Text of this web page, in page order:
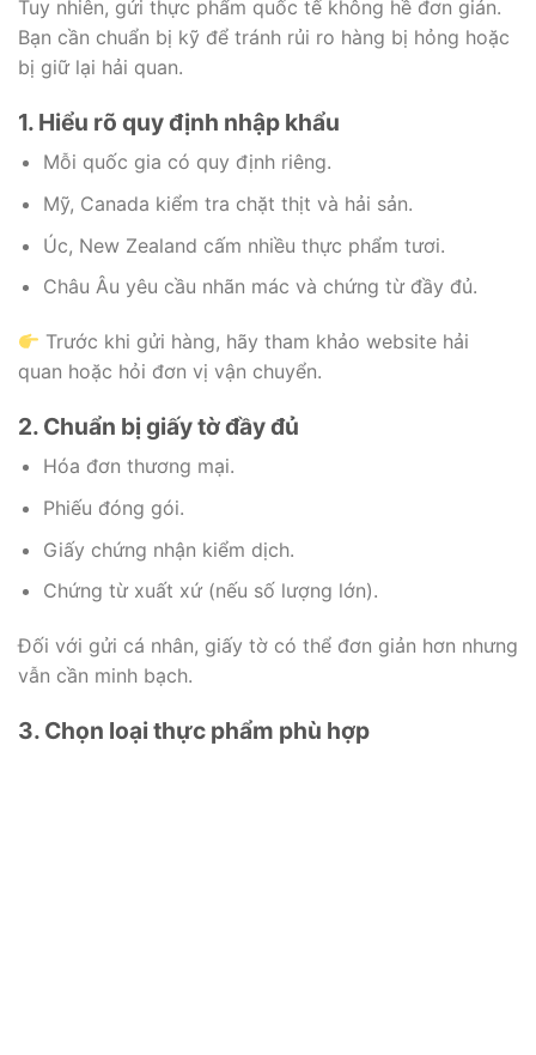
Tuy nhiên, gửi thực phẩm quốc tế không hề đơn giản.
Bạn cần chuẩn bị kỹ để tránh rủi ro hàng bị hỏng hoặc
bị giữ lại hải quan.
1. Hiểu rõ quy định nhập khẩu
Mỗi quốc gia có quy định riêng.
Mỹ, Canada kiểm tra chặt thịt và hải sản.
Úc, New Zealand cấm nhiều thực phẩm tươi.
Châu Âu yêu cầu nhãn mác và chứng từ đầy đủ.
Trước khi gửi hàng, hãy tham khảo website hải
quan hoặc hỏi đơn vị vận chuyển.
2. Chuẩn bị giấy tờ đầy đủ
Hóa đơn thương mại.
Phiếu đóng gói.
Giấy chứng nhận kiểm dịch.
Chứng từ xuất xứ (nếu số lượng lớn).
Đối với gửi cá nhân, giấy tờ có thể đơn giản hơn nhưng
vẫn cần minh bạch.
3. Chọn loại thực phẩm phù hợp